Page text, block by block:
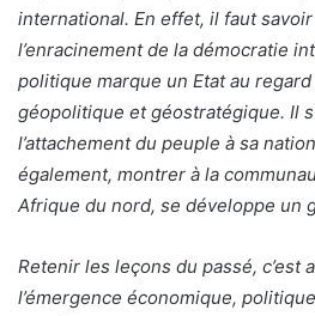
international. En effet, il faut savoir
l’enracinement de la démocratie
politique marque un Etat au
géopolitique et géostratégique. Il
l’attachement du peuple à sa
également, montrer à la
Afrique du nord, se développe un
Retenir les leçons du passé, c’est
l’émergence économique,